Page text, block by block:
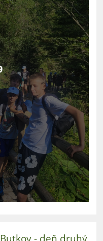
- deň druhý